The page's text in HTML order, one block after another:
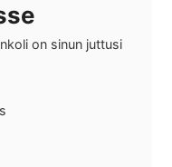
on sinun juttusi